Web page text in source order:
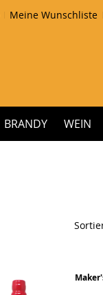
Meine Wunschliste
BRANDY WEIN